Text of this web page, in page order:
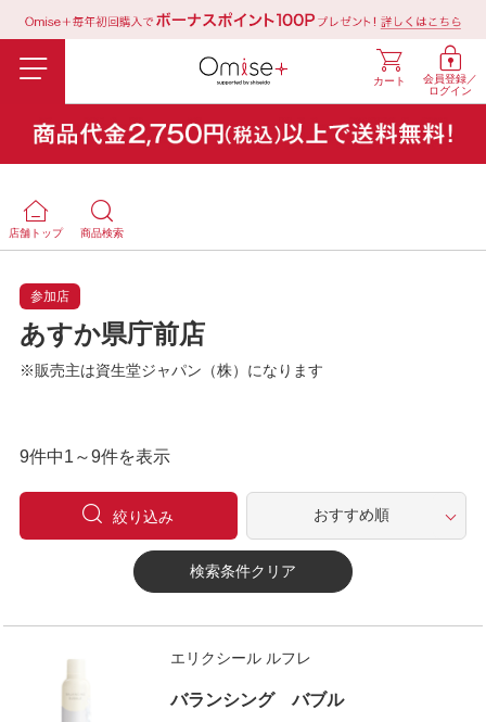
会員登録／
ログイン
カート
店舗トップ 商品検索
参加店
あすか県庁前店
※販売主は資生堂ジャパン（株）になります
9件中1～9件を表示
絞り込み
検索条件クリア
エリクシール ルフレ
バランシング バブル